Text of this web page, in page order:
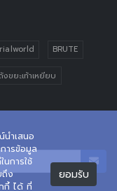
นำเสนอ
ารข้อมูล
การใช้
ถึง
กี้ ได้ ที่
ยอมรับ
BRUTE
งขยะเท้าเหยียบ